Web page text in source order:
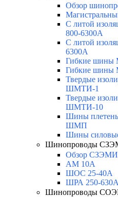
Обзор
С литой
800-6300A
С литой
6300A
Гибкие шины
Гибкие шины
Твердые
ШМТИ-1
Твердые
ШМТИ-10
Шины
ШМП
Шины
Шинопроводы
Обзор СЗЭМИ
АМ 10А
ШОС 25-40А
ШРА 250-630А
Шинопроводы